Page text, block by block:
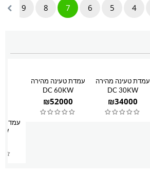
עמדת טעינה מהירה
DC 30KW
₪34000
עמדת טעינה מהירה
DC 60KW
₪52000
עמדת
4
5
6
7
8
9